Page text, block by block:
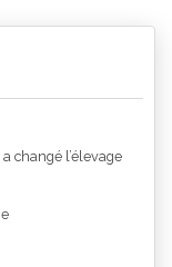
changé l’élevage